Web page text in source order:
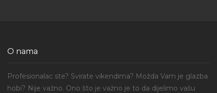
O nama
Profesionalac ste? Svirate vikendima? Možda Vam je glazba
hobi? Nije važno. Ono što je važno je to da dijelimo vašu